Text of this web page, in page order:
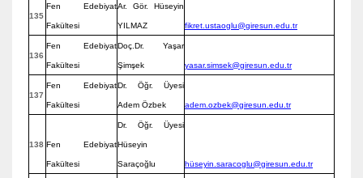
135
Fen Edebiyat
Fakültesi
Ar. Gör. Hüseyin
YILMAZ fikret.ustaoglu@giresun.edu.tr
136
Fen Edebiyat
Fakültesi
Doç.Dr. Yaşar
Şimşek yasar.simsek@giresun.edu.tr
137
Fen Edebiyat
Fakültesi
Dr. Öğr. Üyesi
Adem Özbek adem.ozbek@giresun.edu.tr
138 Fen Edebiyat
Fakültesi
Dr. Öğr. Üyesi
Hüseyin
Saraçoğlu hüseyin.saracoglu@giresun.edu.tr